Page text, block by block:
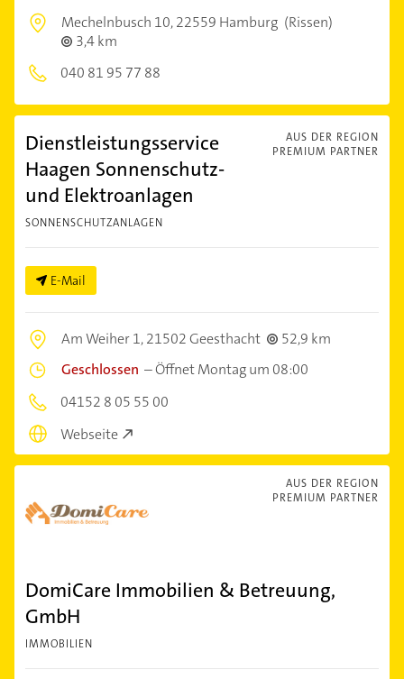
Mechelnbusch 10,22559 Hamburg (Rissen)
3,4 km
040 81 95 77 88
AUS DER REGION
PREMIUM PARTNER
Dienstleistungsservice
Haagen Sonnenschutz-
und Elektroanlagen
SONNENSCHUTZANLAGEN
E-Mail
Am Weiher 1,21502 Geesthacht
52,9 km
Geschlossen –Öffnet Montag um 08:00
04152 8 05 55 00
Webseite
AUS DER REGION
PREMIUM PARTNER
DomiCare Immobilien & Betreuung,
GmbH
IMMOBILIEN